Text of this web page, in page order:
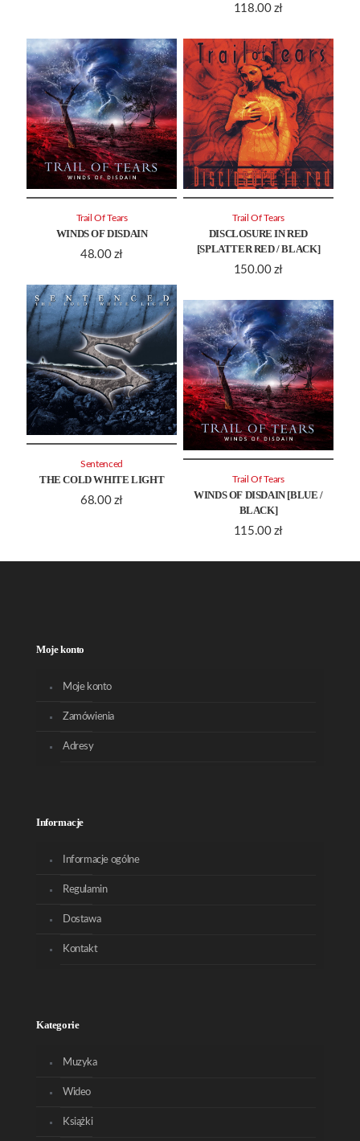
118.00 zł
WINDS OF DISDAIN
48.00 zł
Trail Of Tears
DISCLOSURE IN RED
[SPLATTER RED / BLACK]
150.00 zł
Trail Of Tears
THE COLD WHITE LIGHT
68.00 zł
Sentenced
WINDS OF DISDAIN [BLUE /
BLACK]
115.00 zł
Trail Of Tears
Moje konto
Moje konto
Zamówienia
Adresy
Informacje
Informacje ogólne
Regulamin
Dostawa
Kontakt
Kategorie
Muzyka
Wideo
Książki